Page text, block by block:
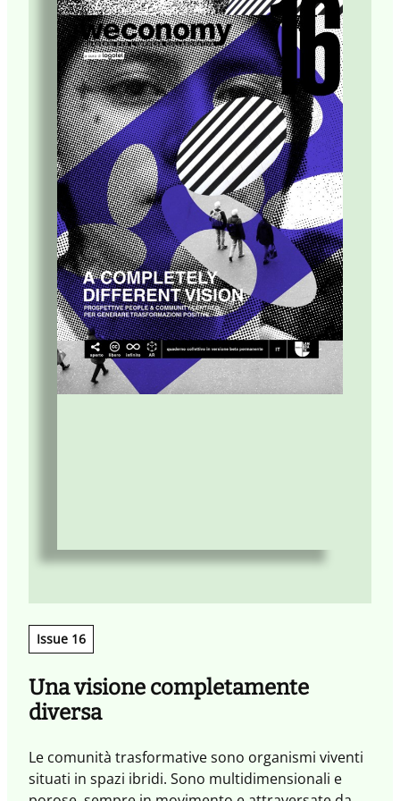
Issue 16
Una visione completamente
diversa
Le comunità trasformative sono organismi viventi
situati in spazi ibridi. Sono multidimensionali e